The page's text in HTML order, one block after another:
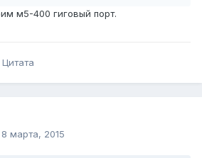
м5-400 гиговый порт.
Цитата
8 марта, 2015